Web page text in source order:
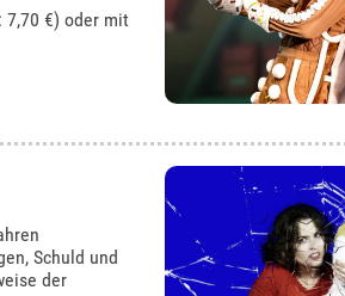
7,70 €) oder mit
Schuld und
der